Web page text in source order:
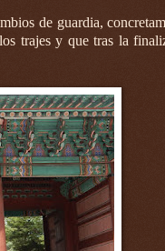
de guardia,
trajes y que tras la